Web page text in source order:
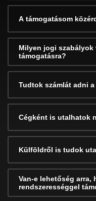
A támogatásom
Milyen jogi
támogatásra?
Tudtok számlát adni
Cégként is utalhatok
Külföldről is tudok
Van-e lehetőség
rendszerességgel